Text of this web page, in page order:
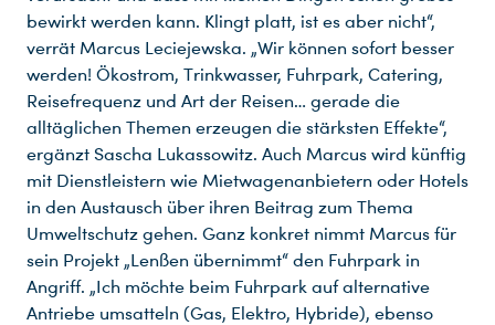
bewirkt werden kann. Klingt platt, ist es aber nicht“,
verrät Marcus Leciejewska. „Wir können sofort besser
werden! Ökostrom, Trinkwasser, Fuhrpark, Catering,
Reisefrequenz und Art der Reisen… gerade die
alltäglichen Themen erzeugen die stärksten Effekte“,
ergänzt Sascha Lukassowitz. Auch Marcus wird künftig
mit Dienstleistern wie Mietwagenanbietern oder Hotels
in den Austausch über ihren Beitrag zum Thema
Umweltschutz gehen. Ganz konkret nimmt Marcus für
sein Projekt „Lenßen übernimmt“ den Fuhrpark in
Angriff. „Ich möchte beim Fuhrpark auf alternative
Antriebe umsatteln (Gas, Elektro, Hybride), ebenso